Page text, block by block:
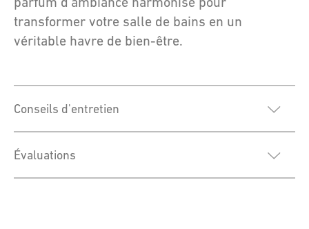
transformer votre salle de bains en un
véritable havre de bien-être.
Conseils d'entretien
Évaluations